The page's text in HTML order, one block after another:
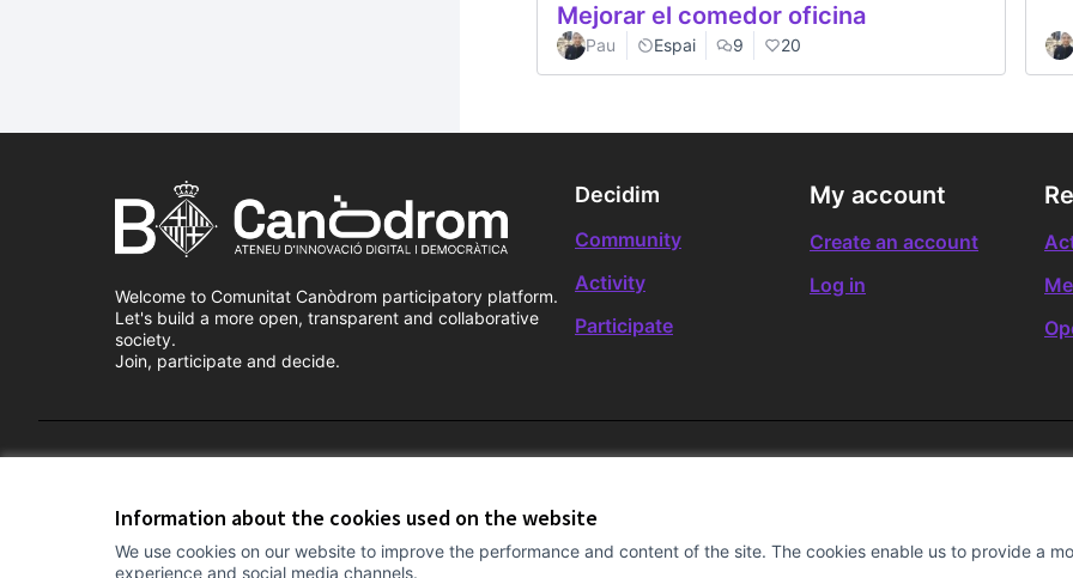
Information about the cookies used on the website
We use cookies on our website to improve the performance and content of the site. The cookies enable us to provide a
experience and social media channels.
Mejorar el comedor oficina
Pau Espai 9 20
Welcome to Comunitat Canòdrom participatory platform.
Let's build a more open, transparent and collaborative
society.
Join, participate and decide.
Decidim
Community
Activity
Participate
My account
Create an account
Log in